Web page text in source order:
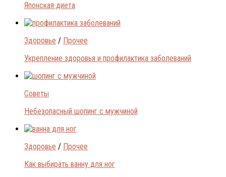
Японская диета
Здоровье / Прочее
Укрепление здоровья и профилактика заболеваний
Советы
Небезопасный шопинг с мужчиной
Здоровье / Прочее
Как выбирать ванну для ног